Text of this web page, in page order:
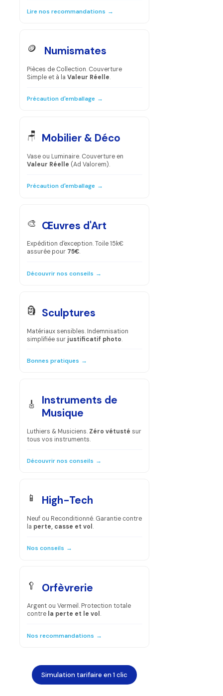
Lire nos recommandations →
🪙 Numismates
Pièces de Collection. Couverture
Simple et à la Valeur Réelle.
Précaution d'emballage →
🪑 Mobilier & Déco
Vase ou Luminaire. Couverture en
Valeur Réelle (Ad Valorem).
Précaution d'emballage →
🎨 Œuvres d'Art
Expédition d'exception. Toile 15k€
assurée pour 75€.
Découvrir nos conseils →
🗿 Sculptures
Matériaux sensibles. Indemnisation
simplifiée sur justificatif photo.
Bonnes pratiques →
🎸
Instruments de
Musique
Luthiers & Musiciens. Zéro vétusté sur
tous vos instruments.
Découvrir nos conseils →
📱 High-Tech
Neuf ou Reconditionné. Garantie contre
la perte, casse et vol .
Nos conseils →
🥄 Orfèvrerie
Argent ou Vermeil. Protection totale
contre la perte et le vol.
Nos recommandations →
Simulation tarifaire en 1 clic